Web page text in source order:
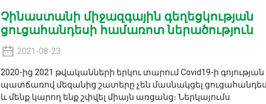
Չինաստանի միջազգային գեղեցկության
ցուցահանդեսի համառոտ ներածություն
2021-08-23
2020-ից 2021 թվականների երկու տարում Covid19-ի գոյության
պատճառով մեզանից շատերը չեն մասնակցել
և մենք կարող ենք շփվել միայն առցանց։ Ներկայումս